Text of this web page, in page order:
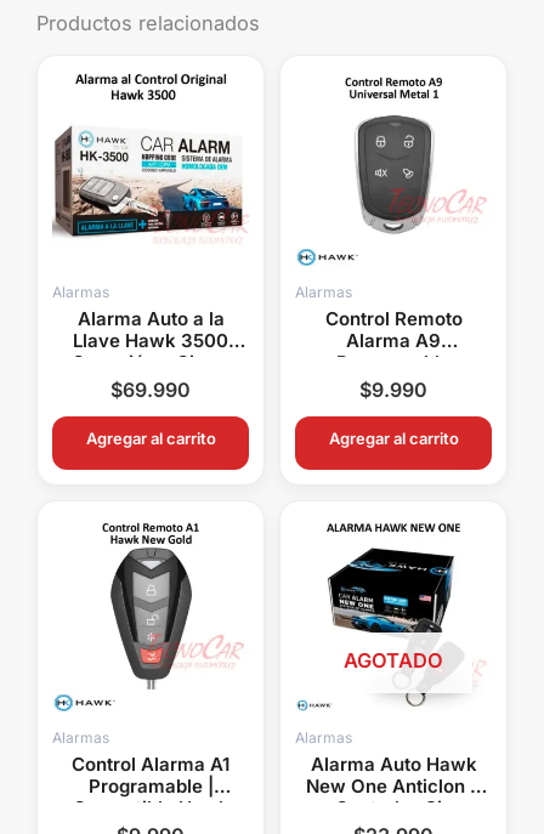
Productos relacionados
Alarmas
Alarma Auto a la
Llave Hawk 3500
Conexión a Cierre
Central 1SA1
$69.990
Agregar al carrito
Alarmas
Control Remoto
Alarma A9
Programable
Multimarca Hawk
Nemesis Genius
Target WS Eltec
Bulldozer
$9.990
Agregar al carrito
Alarmas
Control Alarma A1
Programable |
Compatible Hawk
AGOTADO
Alarmas
Alarma Auto Hawk
New One Anticlon 2
Controles Sin